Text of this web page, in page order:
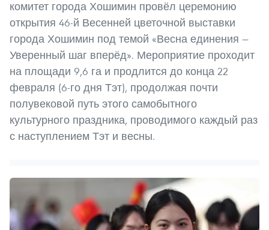
комитет города Хошимин провёл церемонию
открытия 46-й Весенней цветочной выставки
города Хошимин под темой «Весна единения —
Уверенный шаг вперёд». Мероприятие проходит
на площади 9,6 га и продлится до конца 22
февраля (6-го дня Тэт), продолжая почти
полувековой путь этого самобытного
культурного праздника, проводимого каждый раз
с наступлением Тэт и весны.